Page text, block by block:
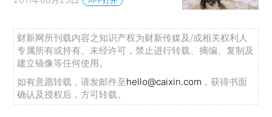
财新网所刊载内容之知识产权为财新传媒及/或相关权利人
专属所有或持有。未经许可，禁止进行转载、摘编、复制及
建立镜像等任何使用。
如有意愿转载，请发邮件至hello@caixin.com ，获得书面
确认及授权后，方可转载。